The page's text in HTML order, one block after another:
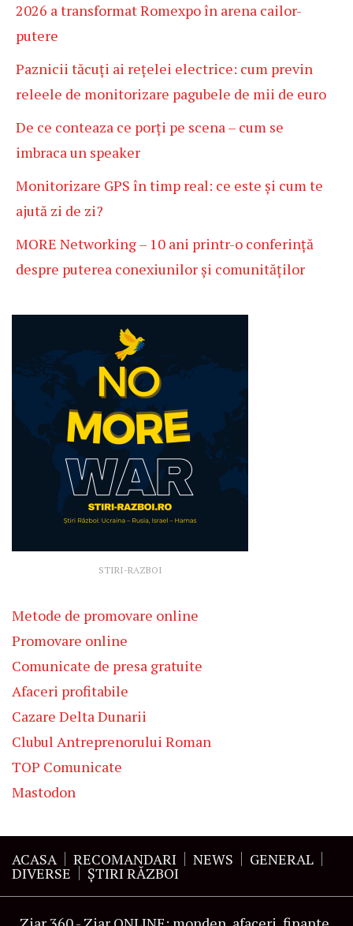
2026 a transformat Romexpo în arena cailor-
putere
Paznicii tăcuți ai rețelei electrice: cum previn
releele de monitorizare pagubele de mii de euro
De ce conteaza ce porți pe scena – cum se
imbraca un speaker
Monitorizare GPS în timp real: ce este și cum te
ajută zi de zi?
MORE Networking – 10 ani printr-o conferință
despre puterea conexiunilor și comunităților
STIRI-RAZBOI
Metode de promovare online
Promovare online
Comunicate de presa gratuite
Afaceri profitabile
Cazare Delta Dunarii
Clubul Antreprenorului Roman
TOP Comunicate
Mastodon
ACASA RECOMANDARI NEWS GENERAL
DIVERSE ŞTIRI RĂZBOI